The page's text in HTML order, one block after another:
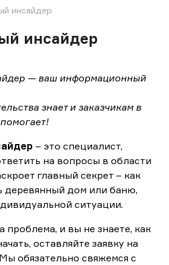
инсайдер
инсайдер
— ваш информационный
знает и заказчикам в
– это специалист,
на вопросы в области
главный секрет – как
деревянный дом или баню,
ситуации.
проблема, и вы не знаете, как
оставляйте заявку на
обязательно свяжемся с